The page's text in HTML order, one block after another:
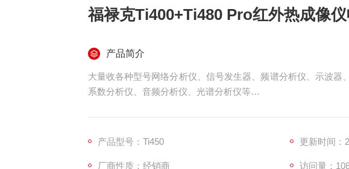
福禄克Ti400+Ti480 Pro红外热成像
产品简介
大量收各种型号网络分析仪、信号发生器、频谱分析仪、示波器
系数分析仪、音频分析仪、光谱分析仪等
产品型号：Ti450 更新时间：
厂商性质：经销商 访问量：